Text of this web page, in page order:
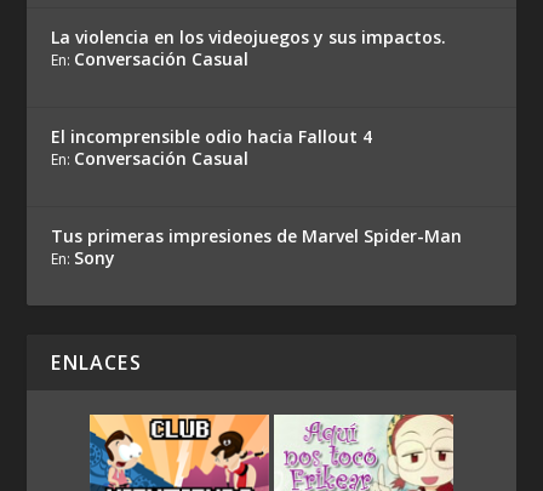
La violencia en los videojuegos y sus impactos.
En: Conversación Casual
El incomprensible odio hacia Fallout 4
En: Conversación Casual
Tus primeras impresiones de Marvel Spider-Man
En: Sony
ENLACES